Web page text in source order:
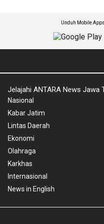
Unduh Mobile
Jelajahi ANTARA News Jawa
Nasional
Kabar Jatim
Lintas Daerah
Ekonomi
Olahraga
Karkhas
Internasional
News in English